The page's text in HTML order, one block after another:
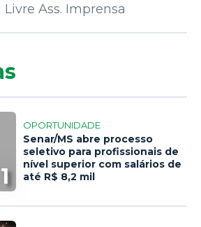
Ass. Imprensa
1
OPORTUNIDADE
Senar/MS abre processo
seletivo para profissionais de
nível superior com salários de
até R$ 8,2 mil